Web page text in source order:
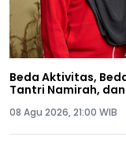
Beda Aktivitas,
Tantri Namirah,
08 Agu 2026, 21:00 WIB